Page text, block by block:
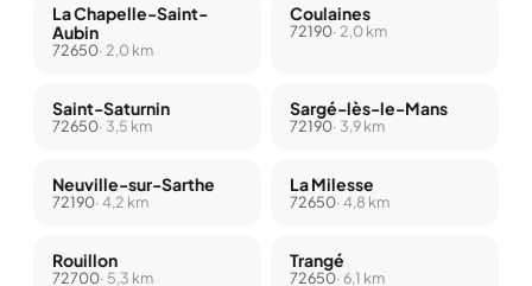
La Chapelle-Saint-
Aubin
72650· 2,0 km
Coulaines
72190· 2,0 km
Saint-Saturnin
72650· 3,5 km
Sargé-lès-le-Mans
72190· 3,9 km
Neuville-sur-Sarthe
72190· 4,2 km
La Milesse
72650· 4,8 km
Rouillon
72700· 5,3 km
Trangé
72650· 6,1 km